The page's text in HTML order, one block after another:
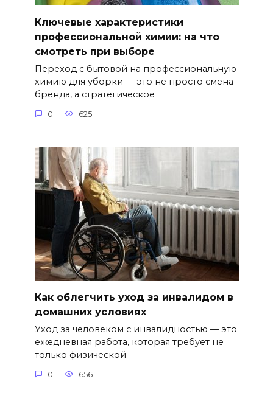
Ключевые характеристики
профессиональной химии: на что
смотреть при выборе
Переход с бытовой на профессиональную
химию для уборки — это не просто смена
бренда, а стратегическое
0 625
Как облегчить уход за инвалидом в
домашних условиях
Уход за человеком с инвалидностью — это
ежедневная работа, которая требует не
только физической
0 656